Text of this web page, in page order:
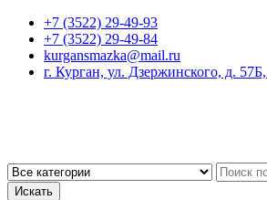
+7 (3522) 29-49-93
+7 (3522) 29-49-84
kurgansmazka@mail.ru
г. Курган, ул. Дзержинского, д.
Искать